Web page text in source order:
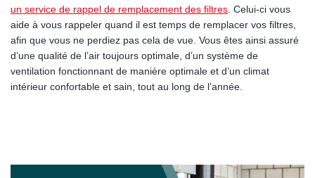
un service de rappel de remplacement des filtres . Celui-ci vous
aide à vous rappeler quand il est temps de remplacer vos filtres,
afin que vous ne perdiez pas cela de vue. Vous êtes ainsi assuré
d’une qualité de l’air toujours optimale, d’un système de
ventilation fonctionnant de manière optimale et d’un climat
intérieur confortable et sain, tout au long de l’année.